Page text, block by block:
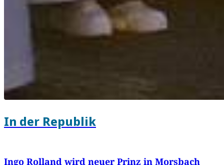
In der Republik
Ingo Rolland wird neuer Prinz in Morsbach